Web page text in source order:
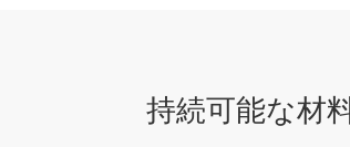
持続可能な材